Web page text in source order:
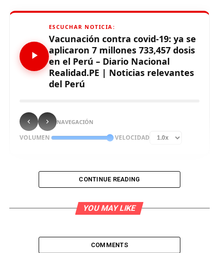
ESCUCHAR NOTICIA:
Vacunación contra covid-19: ya se
aplicaron 7 millones 733,457 dosis
en el Perú – Diario Nacional
Realidad.PE | Noticias relevantes
del Perú
NAVEGACIÓN
VOLUMEN VELOCIDAD
el Ministerio de Salud (Minsa).
CONTINUE READING
YOU MAY LIKE
COMMENTS